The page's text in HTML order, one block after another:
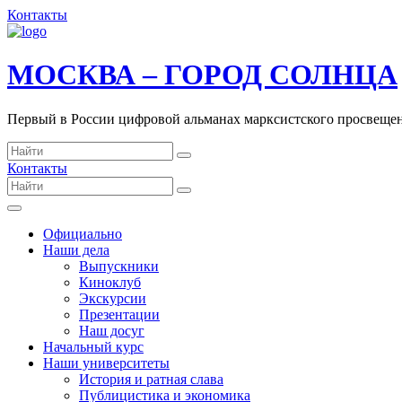
Контакты
МОСКВА – ГОРОД СОЛНЦА
Первый в России цифровой альманах марксистского
Контакты
Официально
Наши дела
Выпускники
Киноклуб
Экскурсии
Презентации
Наш досуг
Начальный курс
Наши университеты
История и ратная слава
Публицистика и экономика